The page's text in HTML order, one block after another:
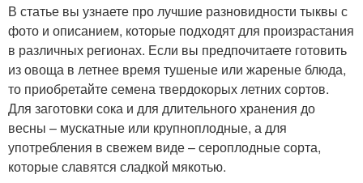
В статье вы узнаете про лучшие разновидности тыквы с
фото и описанием, которые подходят для произрастания
в различных регионах. Если вы предпочитаете готовить
из овоща в летнее время тушеные или жареные блюда,
то приобретайте семена твердокорых летних сортов.
Для заготовки сока и для длительного хранения до
весны – мускатные или крупноплодные, а для
употребления в свежем виде – сероплодные сорта,
которые славятся сладкой мякотью.